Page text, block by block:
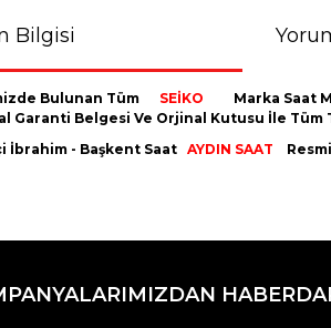
Bilgisi
Bulunan Tüm SEİKO Marka Saat
Garanti Belgesi Ve Orjinal Kutusu İle
İbrahim - Başkent Saat AYDIN SAAT
ve önerileriniz için teşekkür ederiz.
Ürün resmi kalitesiz, bozuk veya